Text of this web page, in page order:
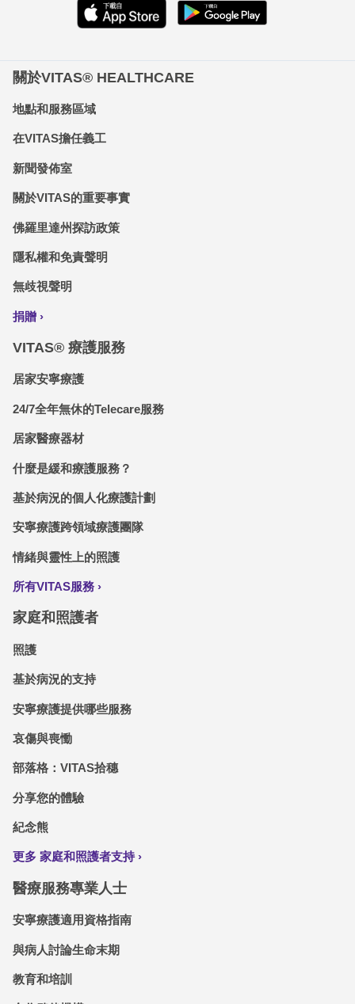
關於VITAS® HEALTHCARE
地點和服務區域
在VITAS擔任義工
新聞發佈室
關於VITAS的重要事實
佛羅里達州探訪政策
隱私權和免責聲明
無歧視聲明
捐贈
VITAS® 療護服務
居家安寧療護
24/7全年無休的Telecare服務
居家醫療器材
什麼是緩和療護服務？
基於病況的個人化療護計劃
安寧療護跨領域療護團隊
情緒與靈性上的照護
所有VITAS服務
家庭和照護者
照護
基於病況的支持
安寧療護提供哪些服務
哀傷與喪慟
部落格：VITAS拾穗
分享您的體驗
紀念熊
更多 家庭和照護者支持
醫療服務專業人士
安寧療護適用資格指南
與病人討論生命末期
教育和培訓